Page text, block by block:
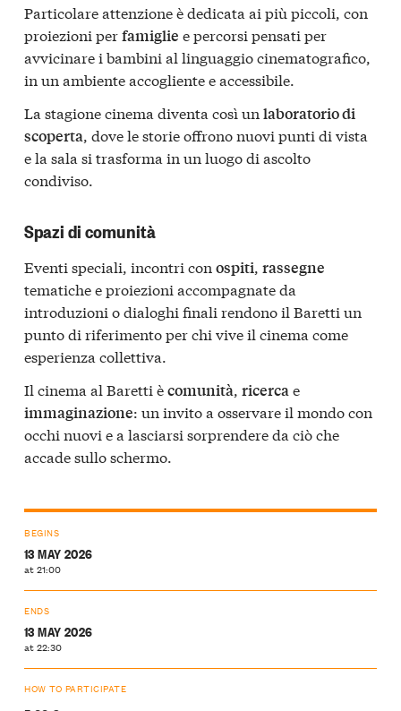
Particolare attenzione è dedicata ai più piccoli, con
proiezioni perfamiglie e percorsi pensati per
avvicinare i bambini al linguaggio cinematografico,
in un ambiente accogliente e accessibile.
La stagione cinema diventa così un laboratorio di
scoperta, dove le storie offrono nuovi punti di vista
e la sala si trasforma in un luogo di ascolto
condiviso.
Spazi di comunità
Eventi speciali, incontri con ospiti, rassegne
tematiche e proiezioni accompagnate da
introduzioni o dialoghi finali rendono il Baretti un
punto di riferimento per chi vive il cinema come
esperienza collettiva.
Il cinema al Baretti ècomunità, ricercae
immaginazione: un invito a osservare il mondo con
occhi nuovi e a lasciarsi sorprendere da ciò che
accade sullo schermo.
BEGINS
13 MAY 2026
at 21:00
ENDS
13 MAY 2026
at 22:30
HOW TO PARTICIPATE